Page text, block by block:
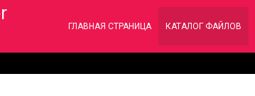
ГЛАВНАЯ СТРАНИЦА КАТАЛОГ ФАЙЛОВ